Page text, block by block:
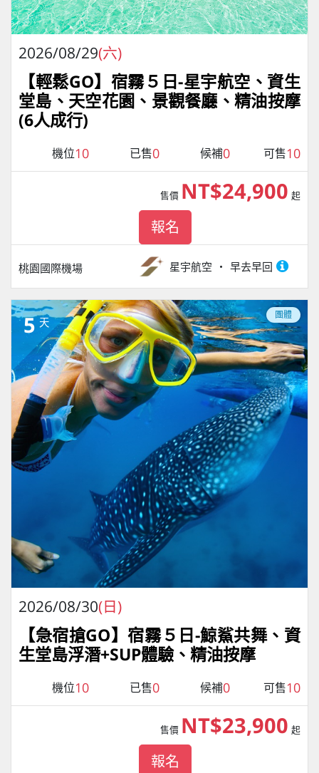
2026/08/29(六)
【輕鬆GO】宿霧５日-星宇航空、資生
堂島、天空花園、景觀餐廳、精油按摩
(6人成行)
機位10 已售0 候補0 可售10
桃園國際機場 星宇航空 早去早回
售價 NT$24,900 起
報名
5 天
團體
2026/08/30(日)
【急宿搶GO】宿霧５日-鯨鯊共舞、資
生堂島浮潛+SUP體驗、精油按摩
機位10 已售0 候補0 可售10
售價 NT$23,900 起
報名